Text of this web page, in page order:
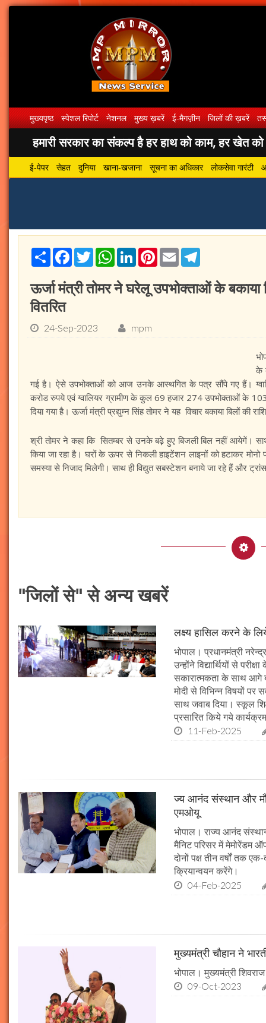
मुख्यपृष्ठ स्पेशल रिपोर्ट नेशनल मुख्य ख़बरें ई-मैगज़ीन जिलों की ख़बरें
हमारी सरकार का संकल्प है हर हाथ को काम, हर खेत को
ई-पेपर सेहत दुनिया खाना-खजाना सूचना का अधिकार लोकसेवा गारंटी
ShareFacebook
TwitterWhatsApp
LinkedInPinterest
Email
ऊर्जा मंत्री तोमर ने घरेलू उपभोक्ताओं के
वितरित
24-Sep-2023 mpm
के
गई है। ऐसे उपभोक्ताओं को आज उनके आस्थगित के पत्र सौंपे गए हैं।
करोड रुपये एवं ग्वालियर ग्रामीण के कुल 69 हजार 274 उपभोक्ताओं के
दिया गया है। ऊर्जा मंत्री प्रद्युम्न सिंह तोमर ने यह विचार बकाया बिलों
श्री तोमर ने कहा कि सितम्बर से उनके बढ़े हुए बिजली बिल नहीं आयेगें।
किया जा रहा है। घरों के ऊपर से निकली हाइटेंशन लाइनों को हटाकर मोनो
समस्या से निजाद मिलेगी। साथ ही विद्युत सबस्टेशन बनाये जा रहे हैं और
"जिलों से" से अन्य खबरें
लक्ष्य हासिल करने के
भोपाल। प्रधानमंत्री नरेन्द्र
उन्होंने विद्यार्थियों से
सकारात्मकता के साथ आगे
मोदी से विभिन्न विषयों
साथ जवाब दिया। स्कूल
प्रसारित किये गये
11-Feb-2025
ज्य आनंद संस्थान और
एमओयू
भोपाल। राज्य आनंद
मैनिट परिसर में मेमोरेंडम
दोनों पक्ष तीन वर्षों तक
क्रियान्वयन करेंगे।
04-Feb-2025
मुख्यमंत्री चौहान ने
भोपाल। मुख्यमंत्री
09-Oct-2023